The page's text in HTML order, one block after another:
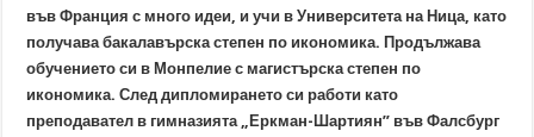
във Франция с много идеи, и учи в Университета на Ница, като
получава бакалавърска степен по икономика. Продължава
обучението си в Монпелие с магистърска степен по
икономика. След дипломирането си работи като
преподавател в гимназията „Еркман-Шартиян” във Фалсбург